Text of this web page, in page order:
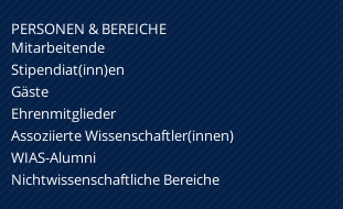
PERSONEN & BEREICHE
Mitarbeitende
Stipendiat(inn)en
Gäste
Ehrenmitglieder
Assoziierte Wissenschaftler(innen)
WIAS-Alumni
Nichtwissenschaftliche Bereiche